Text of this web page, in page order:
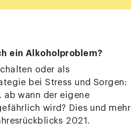
ein Alkoholproblem?
oder als
bei Stress und Sorgen:
ab wann der eigene
wird? Dies und mehr
2021.